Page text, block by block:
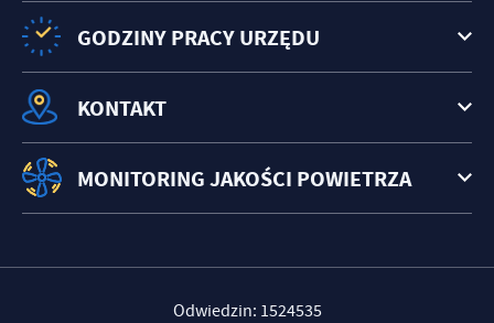
GODZINY PRACY URZĘDU
KONTAKT
MONITORING JAKOŚCI POWIETRZA
Odwiedzin: 1524535